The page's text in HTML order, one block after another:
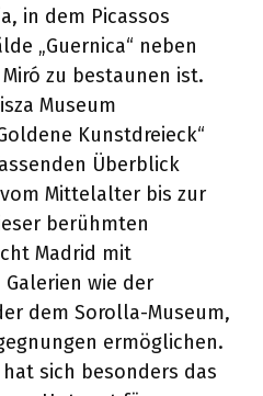
in dem Picassos
„Guernica“ neben
zu bestaunen ist.
Museum
Kunstdreieck“
Überblick
Mittelalter bis zur
berühmten
Madrid mit
wie der
dem Sorolla-Museum,
ermöglichen.
sich besonders das